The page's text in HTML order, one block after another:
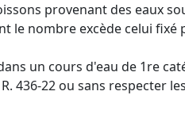
provenant des eaux
le nombre excède celui fixé
un cours d'eau de 1re
436-22 ou sans respecter